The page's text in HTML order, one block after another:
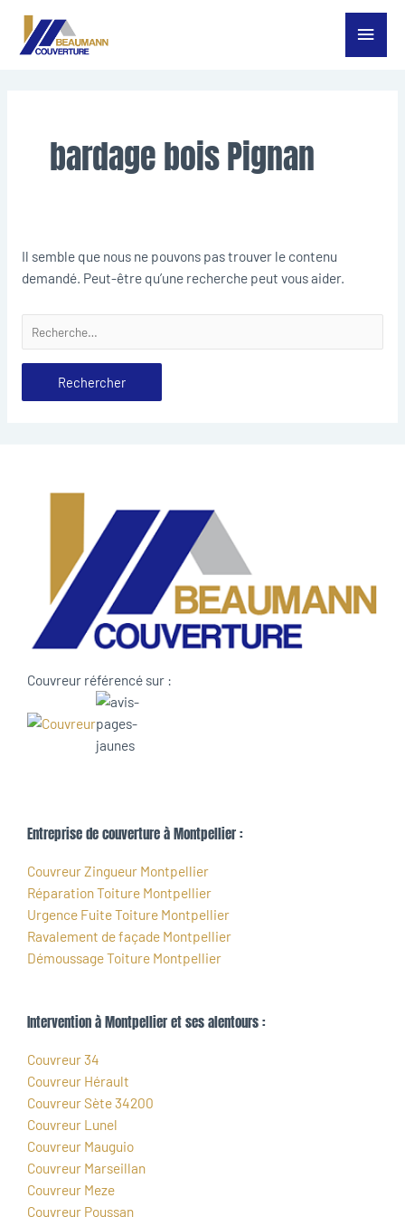
Aller
Menu
bardage bois Pignan
Il semble que nous ne pouvons pas trouver le contenu
demandé. Peut-être qu’une recherche peut vous aider.
Couvreur référencé sur :
Entreprise de couverture à Montpellier :
Couvreur Zingueur Montpellier
Réparation Toiture Montpellier
Urgence Fuite Toiture Montpellier
Ravalement de façade Montpellier
Démoussage Toiture Montpellier
Intervention à Montpellier et ses alentours :
Couvreur 34
Couvreur Hérault
Couvreur Sète 34200
Couvreur Lunel
Couvreur Mauguio
Couvreur Marseillan
Couvreur Meze
Couvreur Poussan